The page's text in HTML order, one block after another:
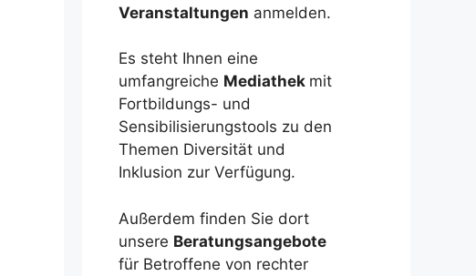
Veranstaltungen anmelden.
Es steht Ihnen eine
umfangreiche Mediathek mit
Fortbildungs- und
Sensibilisierungstools zu den
Themen Diversität und
Inklusion zur Verfügung.
Außerdem finden Sie dort
unsere Beratungsangebote
für Betroffene von rechter